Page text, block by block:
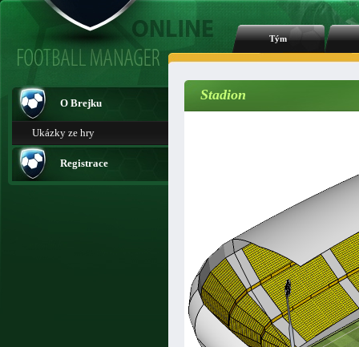
Tým
O Brejku
Ukázky ze hry
Registrace
Stadion